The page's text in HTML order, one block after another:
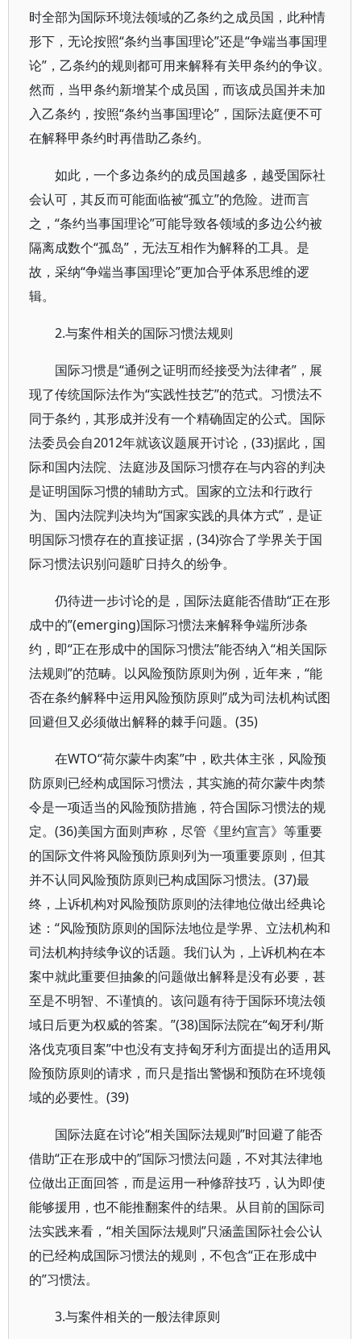
时全部为国际环境法领域的乙条约之成员国，此种情
形下，无论按照“条约当事国理论”还是“争端当事国理
论”，乙条约的规则都可用来解释有关甲条约的争议。
然而，当甲条约新增某个成员国，而该成员国并未加
入乙条约，按照“条约当事国理论”，国际法庭便不可
在解释甲条约时再借助乙条约。
如此，一个多边条约的成员国越多，越受国际社
会认可，其反而可能面临被“孤立”的危险。进而言
之，“条约当事国理论”可能导致各领域的多边公约被
隔离成数个“孤岛”，无法互相作为解释的工具。是
故，采纳“争端当事国理论”更加合乎体系思维的逻
辑。
2.与案件相关的国际习惯法规则
国际习惯是“通例之证明而经接受为法律者”，展
现了传统国际法作为“实践性技艺”的范式。习惯法不
同于条约，其形成并没有一个精确固定的公式。国际
法委员会自2012年就该议题展开讨论，(33)据此，国
际和国内法院、法庭涉及国际习惯存在与内容的判决
是证明国际习惯的辅助方式。国家的立法和行政行
为、国内法院判决均为“国家实践的具体方式”，是证
明国际习惯存在的直接证据，(34)弥合了学界关于国
际习惯法识别问题旷日持久的纷争。
仍待进一步讨论的是，国际法庭能否借助“正在形
成中的”(emerging)国际习惯法来解释争端所涉条
约，即“正在形成中的国际习惯法”能否纳入“相关国际
法规则”的范畴。以风险预防原则为例，近年来，“能
否在条约解释中运用风险预防原则”成为司法机构试图
回避但又必须做出解释的棘手问题。(35)
在WTO“荷尔蒙牛肉案”中，欧共体主张，风险预
防原则已经构成国际习惯法，其实施的荷尔蒙牛肉禁
令是一项适当的风险预防措施，符合国际习惯法的规
定。(36)美国方面则声称，尽管《里约宣言》等重要
的国际文件将风险预防原则列为一项重要原则，但其
并不认同风险预防原则已构成国际习惯法。(37)最
终，上诉机构对风险预防原则的法律地位做出经典论
述：“风险预防原则的国际法地位是学界、立法机构和
司法机构持续争议的话题。我们认为，上诉机构在本
案中就此重要但抽象的问题做出解释是没有必要，甚
至是不明智、不谨慎的。该问题有待于国际环境法领
域日后更为权威的答案。”(38)国际法院在“匈牙利/斯
洛伐克项目案”中也没有支持匈牙利方面提出的适用风
险预防原则的请求，而只是指出警惕和预防在环境领
域的必要性。(39)
国际法庭在讨论“相关国际法规则”时回避了能否
借助“正在形成中的”国际习惯法问题，不对其法律地
位做出正面回答，而是运用一种修辞技巧，认为即使
能够援用，也不能推翻案件的结果。从目前的国际司
法实践来看，“相关国际法规则”只涵盖国际社会公认
的已经构成国际习惯法的规则，不包含“正在形成中
的”习惯法。
3.与案件相关的一般法律原则